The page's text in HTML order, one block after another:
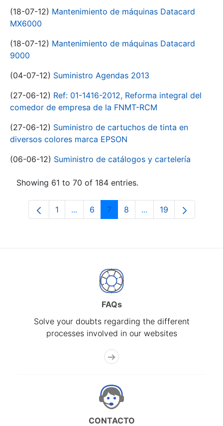
(18-07-12) Mantenimiento de máquinas Datacard
MX6000
(18-07-12) Mantenimiento de máquinas Datacard
9000
(04-07-12) Suministro Agendas 2013
(27-06-12) Ref: 01-1416-2012, Reforma integral del
comedor de empresa de la FNMT-RCM
(27-06-12) Suministro de cartuchos de tinta en
diversos colores marca EPSON
(06-06-12) Suministro de catálogos y cartelería
Showing 61 to 70 of 184 entries.
Page
1 ...Intermediate Pages Use TAB to
Page
6 Page
7 Page
8 ...Intermediate Pages
Page
19
FAQs
Solve your doubts regarding the different
processes involved in our websites
CONTACTO